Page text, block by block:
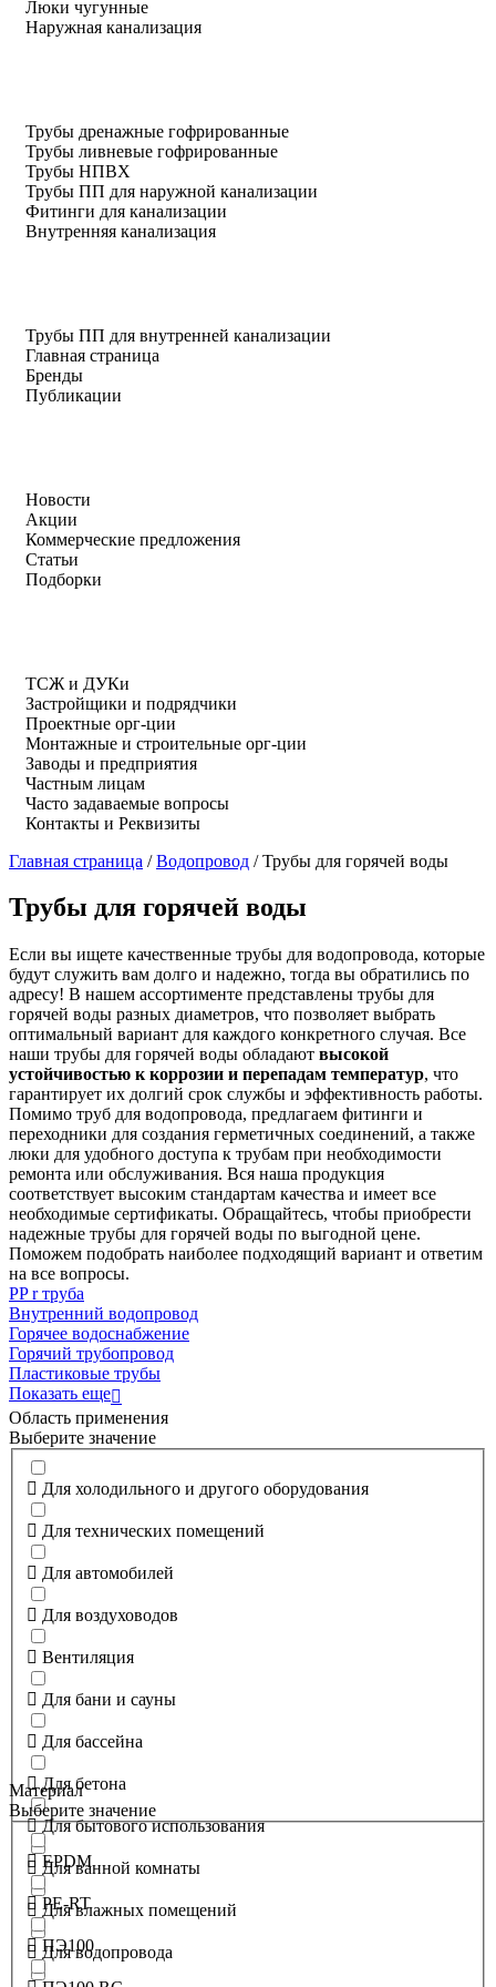
Люки чугунные
Наружная канализация
Трубы дренажные гофрированные
Трубы ливневые гофрированные
Трубы НПВХ
Трубы ПП для наружной канализации
Фитинги для канализации
Внутренняя канализация
Трубы ПП для внутренней канализации
Главная страница
Бренды
Публикации
Новости
Акции
Коммерческие предложения
Статьи
Подборки
ТСЖ и ДУКи
Застройщики и подрядчики
Проектные орг-ции
Монтажные и строительные орг-ции
Заводы и предприятия
Частным лицам
Часто задаваемые вопросы
Контакты и Реквизиты
Главная страница /Водопровод /Трубы для горячей воды
Трубы для горячей воды
Если вы ищете качественные трубы для водопровода, которые
будут служить вам долго и надежно, тогда вы обратились по
адресу! В нашем ассортименте представлены трубы для
горячей воды разных диаметров, что позволяет выбрать
оптимальный вариант для каждого конкретного случая. Все
наши трубы для горячей воды обладают высокой
устойчивостью к коррозии и перепадам температур, что
гарантирует их долгий срок службы и эффективность работы.
Помимо труб для водопровода, предлагаем фитинги и
переходники для создания герметичных соединений, а также
люки для удобного доступа к трубам при необходимости
ремонта или обслуживания. Вся наша продукция
соответствует высоким стандартам качества и имеет все
необходимые сертификаты. Обращайтесь, чтобы приобрести
надежные трубы для горячей воды по выгодной цене.
Поможем подобрать наиболее подходящий вариант и ответим
на все вопросы.
PP r труба
Внутренний водопровод
Горячее водоснабжение
Горячий трубопровод
Пластиковые трубы
Показать еще
Область применения
Выберите значение
Для холодильного и другого оборудования
Для технических помещений
Для автомобилей
Для воздуховодов
Вентиляция
Для бани и сауны
Для бассейна
Для бетона
Для бытового использования
Для ванной комнаты
Для влажных помещений
Для водопровода
Материал
Выберите значение
EPDM
PE-RT
ПЭ100